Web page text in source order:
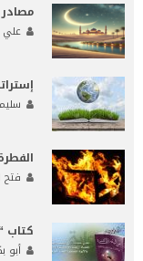
علي
فتح
كتاب
أبو